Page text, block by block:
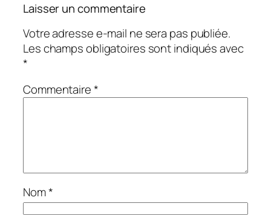
Laisser un commentaire
Votre adresse e-mail ne sera pas publiée.
Les champs obligatoires sont indiqués avec
*
Commentaire*
Nom*